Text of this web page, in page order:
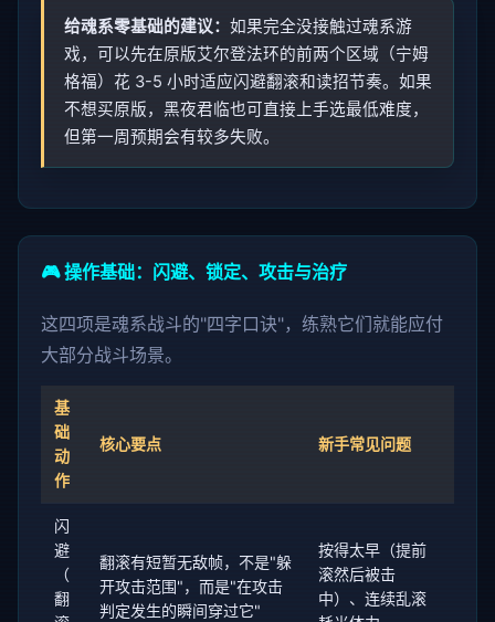
给魂系零基础的建议： 如果完全没接触过魂系游
戏，可以先在原版艾尔登法环的前两个区域（宁姆
格福）花 3-5 小时适应闪避翻滚和读招节奏。如果
不想买原版，黑夜君临也可直接上手选最低难度，
但第一周预期会有较多失败。
🎮 操作基础：闪避、锁定、攻击与治疗
这四项是魂系战斗的"四字口诀"，练熟它们就能应付
大部分战斗场景。
基
础
动
作
核心要点 新手常见问题
闪
避
（
翻
翻滚有短暂无敌帧，不是"躲
开攻击范围"，而是"在攻击
判定发生的瞬间穿过它"
按得太早（提前
滚然后被击
中）、连续乱滚